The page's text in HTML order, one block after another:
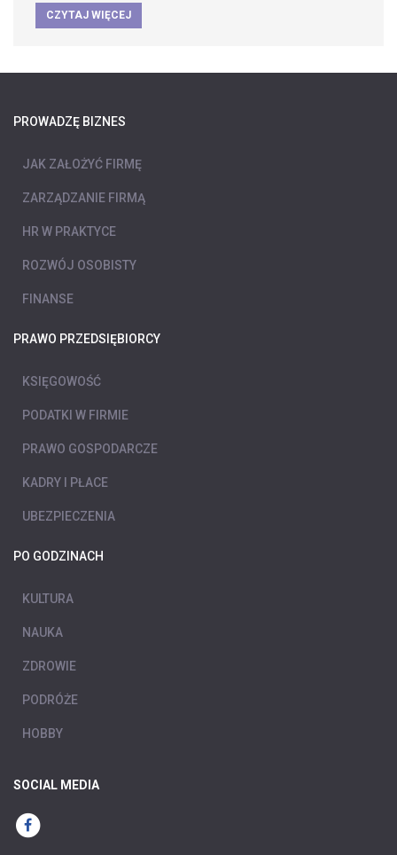
CZYTAJ WIĘCEJ
PROWADZĘ BIZNES
JAK ZAŁOŻYĆ FIRMĘ
ZARZĄDZANIE FIRMĄ
HR W PRAKTYCE
ROZWÓJ OSOBISTY
FINANSE
PRAWO PRZEDSIĘBIORCY
KSIĘGOWOŚĆ
PODATKI W FIRMIE
PRAWO GOSPODARCZE
KADRY I PŁACE
UBEZPIECZENIA
PO GODZINACH
KULTURA
NAUKA
ZDROWIE
PODRÓŻE
HOBBY
SOCIAL MEDIA